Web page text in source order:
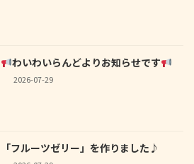
わいわいらんどよりお知らせです
2026-07-29
「フルーツゼリー」を作りました♪